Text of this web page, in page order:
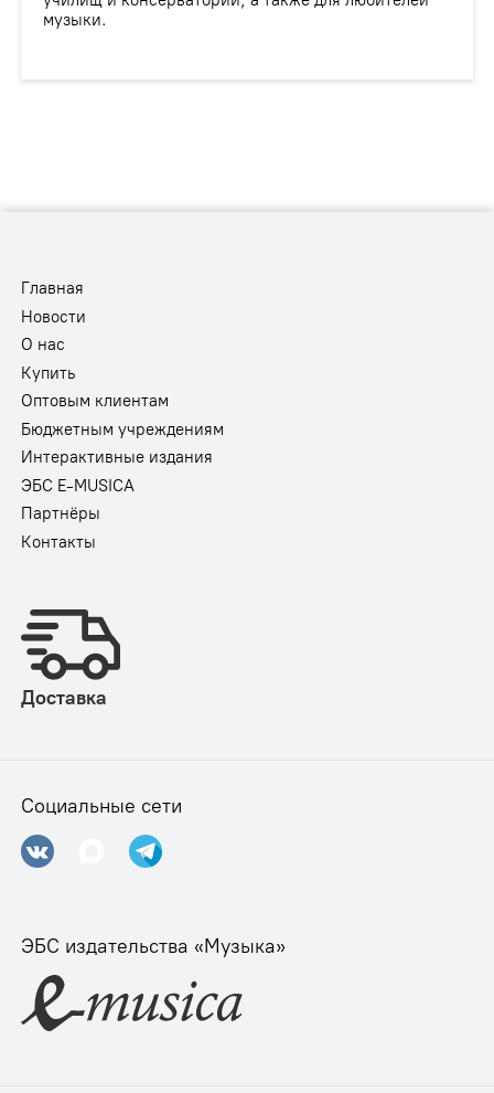
музыки.
Главная
Новости
О нас
Купить
Оптовым клиентам
Бюджетным учреждениям
Интерактивные издания
ЭБС E-MUSICA
Партнёры
Контакты
Доставка
Социальные сети
ЭБС издательства «Музыка»